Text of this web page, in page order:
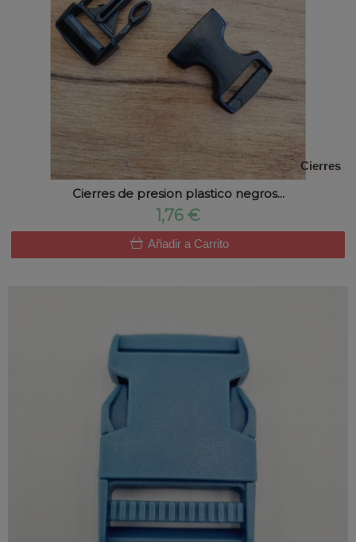
Cierres
Cierres de presion plastico negros...
1,76 €
Añadir a Carrito